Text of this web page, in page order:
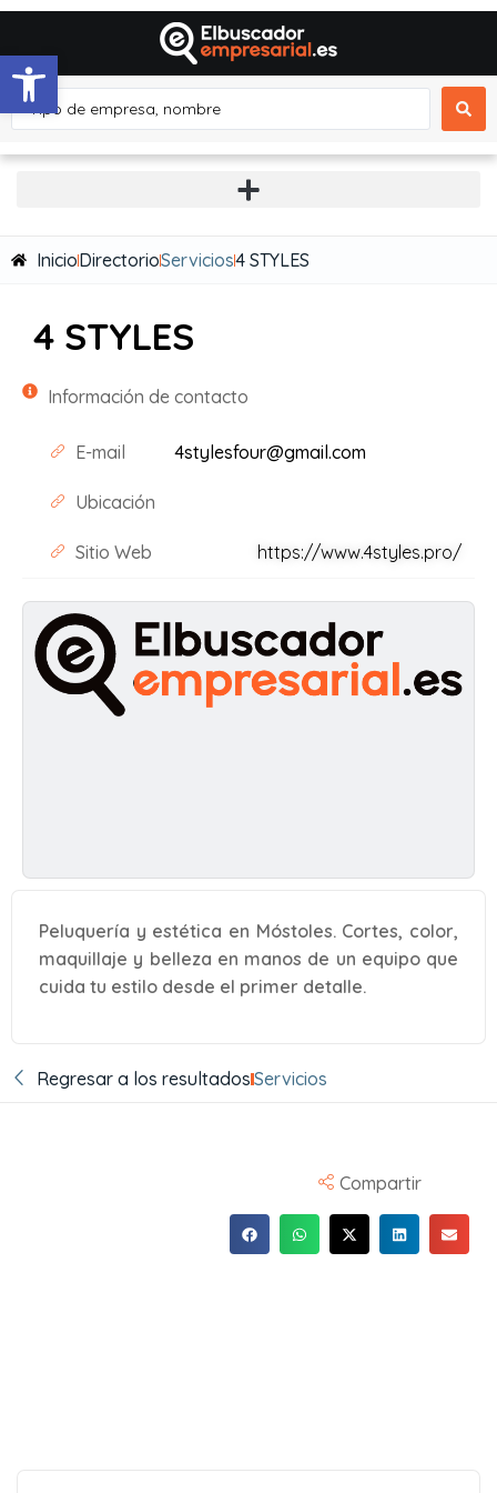
Abrir barra de herramientas
InicioDirectorioServicios4 STYLES
4 STYLES
Información de contacto
E-mail 4stylesfour@gmail.com
Ubicación
Sitio Web https://www.4styles.pro/
Peluquería y estética en Móstoles. Cortes, color,
maquillaje y belleza en manos de un equipo que
cuida tu estilo desde el primer detalle.
Regresar a los resultadosServicios
Compartir